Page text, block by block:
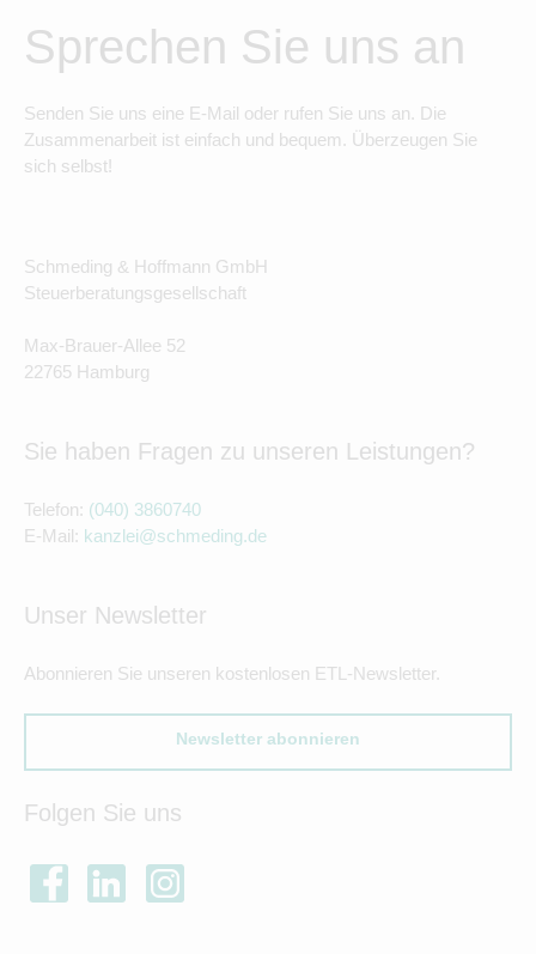
Sprechen Sie uns an
Senden Sie uns eine E-Mail oder rufen Sie uns an. Die
Zusammenarbeit ist einfach und bequem. Überzeugen Sie
sich selbst!
Schmeding & Hoffmann GmbH
Steuerberatungsgesellschaft
Max-Brauer-Allee 52
22765 Hamburg
Sie haben Fragen zu unseren Leistungen?
Telefon: (040) 3860740
E-Mail: kanzlei@schmeding.de
Unser Newsletter
Abonnieren Sie unseren kostenlosen ETL-Newsletter.
Newsletter abonnieren
Folgen Sie uns